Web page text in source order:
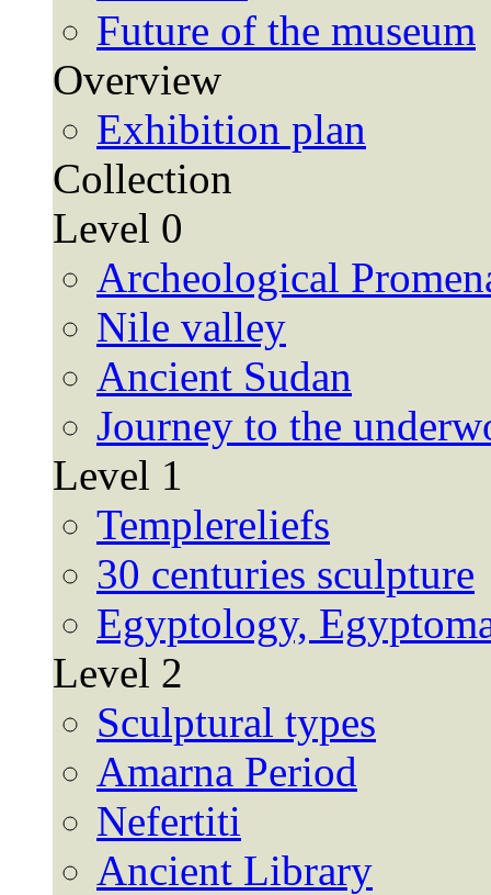
Future of the museum
Overview
Exhibition plan
Collection
Level 0
Archeological
Nile valley
Ancient Sudan
Journey to the
Level 1
Templereliefs
30 centuries sculpture
Egyptology,
Level 2
Sculptural types
Amarna Period
Nefertiti
Ancient Library